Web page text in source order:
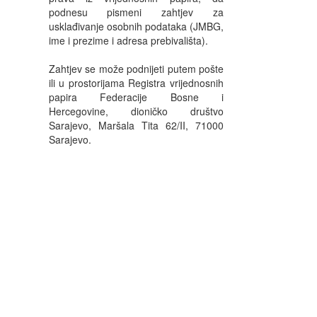
podnesu pismeni zahtjev za
usklađivanje osobnih podataka (JMBG,
ime i prezime i adresa prebivališta).
Zahtjev se može podnijeti putem pošte
ili u prostorijama Registra vrijednosnih
papira Federacije Bosne i
Hercegovine, dioničko društvo
Sarajevo, Maršala Tita 62/II, 71000
Sarajevo.